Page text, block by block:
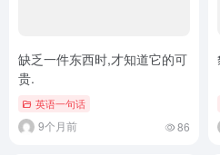
缺乏一件东西时,才知道它的可
贵.
英语一句话
9个月前 86